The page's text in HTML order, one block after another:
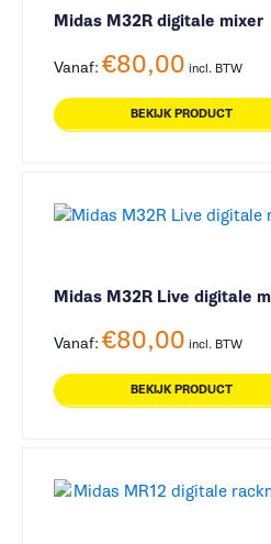
Midas M32R digitale mixer
Vanaf: €80,00 incl. BTW
BEKIJK PRODUCT
Midas M32R Live digitale
Vanaf: €80,00 incl. BTW
BEKIJK PRODUCT